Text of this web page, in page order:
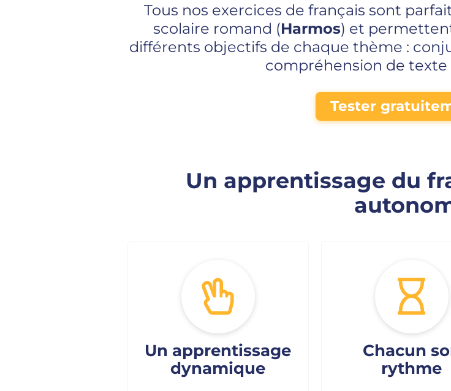
Tous nos exercices de français sont
scolaire romand (Harmos) et
différents objectifs de chaque thème :
compréhension de texte
Tester
Un apprentissage du
Un apprentissage
dynamique
Chacun
rythme